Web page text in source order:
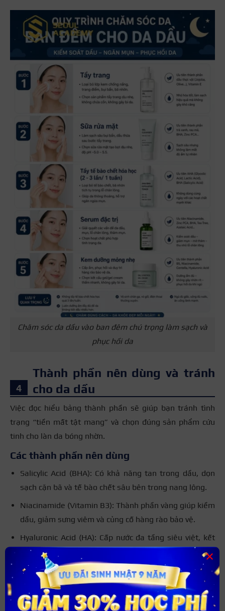
Chăm sóc da dầu vào ban đêm chú trọng làm sạch và
phục hồi da
Thành phần nên dùng và tránh
cho da dầu
Việc đọc hiểu bảng thành phần sẽ giúp bạn tránh tình
trạng “tiền mất tật mang” và chọn đúng sản phẩm cứu
tinh cho làn da bóng nhờn.
Các thành phần nên dùng
Salicylic Acid (BHA): Có khả năng tan trong dầu, dọn
sạch cặn bã và tế bào chết sâu bên trong nang lông.
Niacinamide (Vitamin B3): Thành phần vàng giúp kiềm
dầu, giảm sưng viêm và củng cố hàng rào bảo vệ.
Hyaluronic Acid (HA): Cấp nước đa tầng siêu việt, kết
cấu lỏng nhẹ không gây bí mặt.
Zinc PCA (Kẽm):Kháng khuẩn, hỗ trợ giảm tiết bã
nhờn cực kỳ hiệu quả.
Các thành phần nên tránh
×